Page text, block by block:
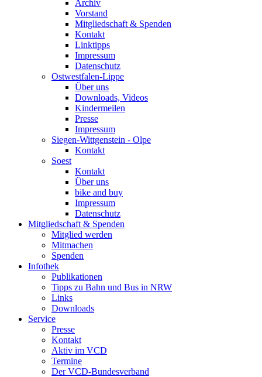
Archiv
Vorstand
Mitgliedschaft & Spenden
Kontakt
Linktipps
Impressum
Datenschutz
Ostwestfalen-Lippe
Über uns
Downloads, Videos
Kindermeilen
Presse
Impressum
Siegen-Wittgenstein - Olpe
Kontakt
Soest
Kontakt
Über uns
bike and buy
Impressum
Datenschutz
Mitgliedschaft & Spenden
Mitglied werden
Mitmachen
Spenden
Infothek
Publikationen
Tipps zu Bahn und Bus in NRW
Links
Downloads
Service
Presse
Kontakt
Aktiv im VCD
Termine
Der VCD-Bundesverband